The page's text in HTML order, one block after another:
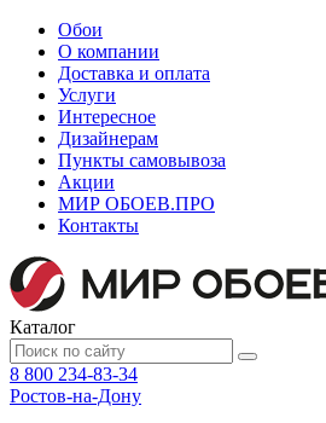
Обои
О компании
Доставка и оплата
Услуги
Интересное
Дизайнерам
Пункты самовывоза
Акции
МИР ОБОЕВ.ПРО
Контакты
Каталог
8 800 234-83-34
Ростов-на-Дону